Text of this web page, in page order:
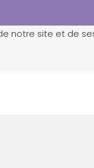
notre site et de